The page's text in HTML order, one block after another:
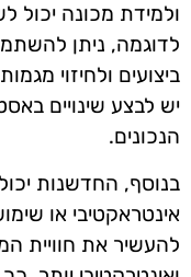
ולמידת מכונה יכול
לדוגמה, ניתן
ביצועים ולחיזוי
יש לבצע שינויים
הנכונים.
בנוסף, החדשנות
להעשיר את חוויית